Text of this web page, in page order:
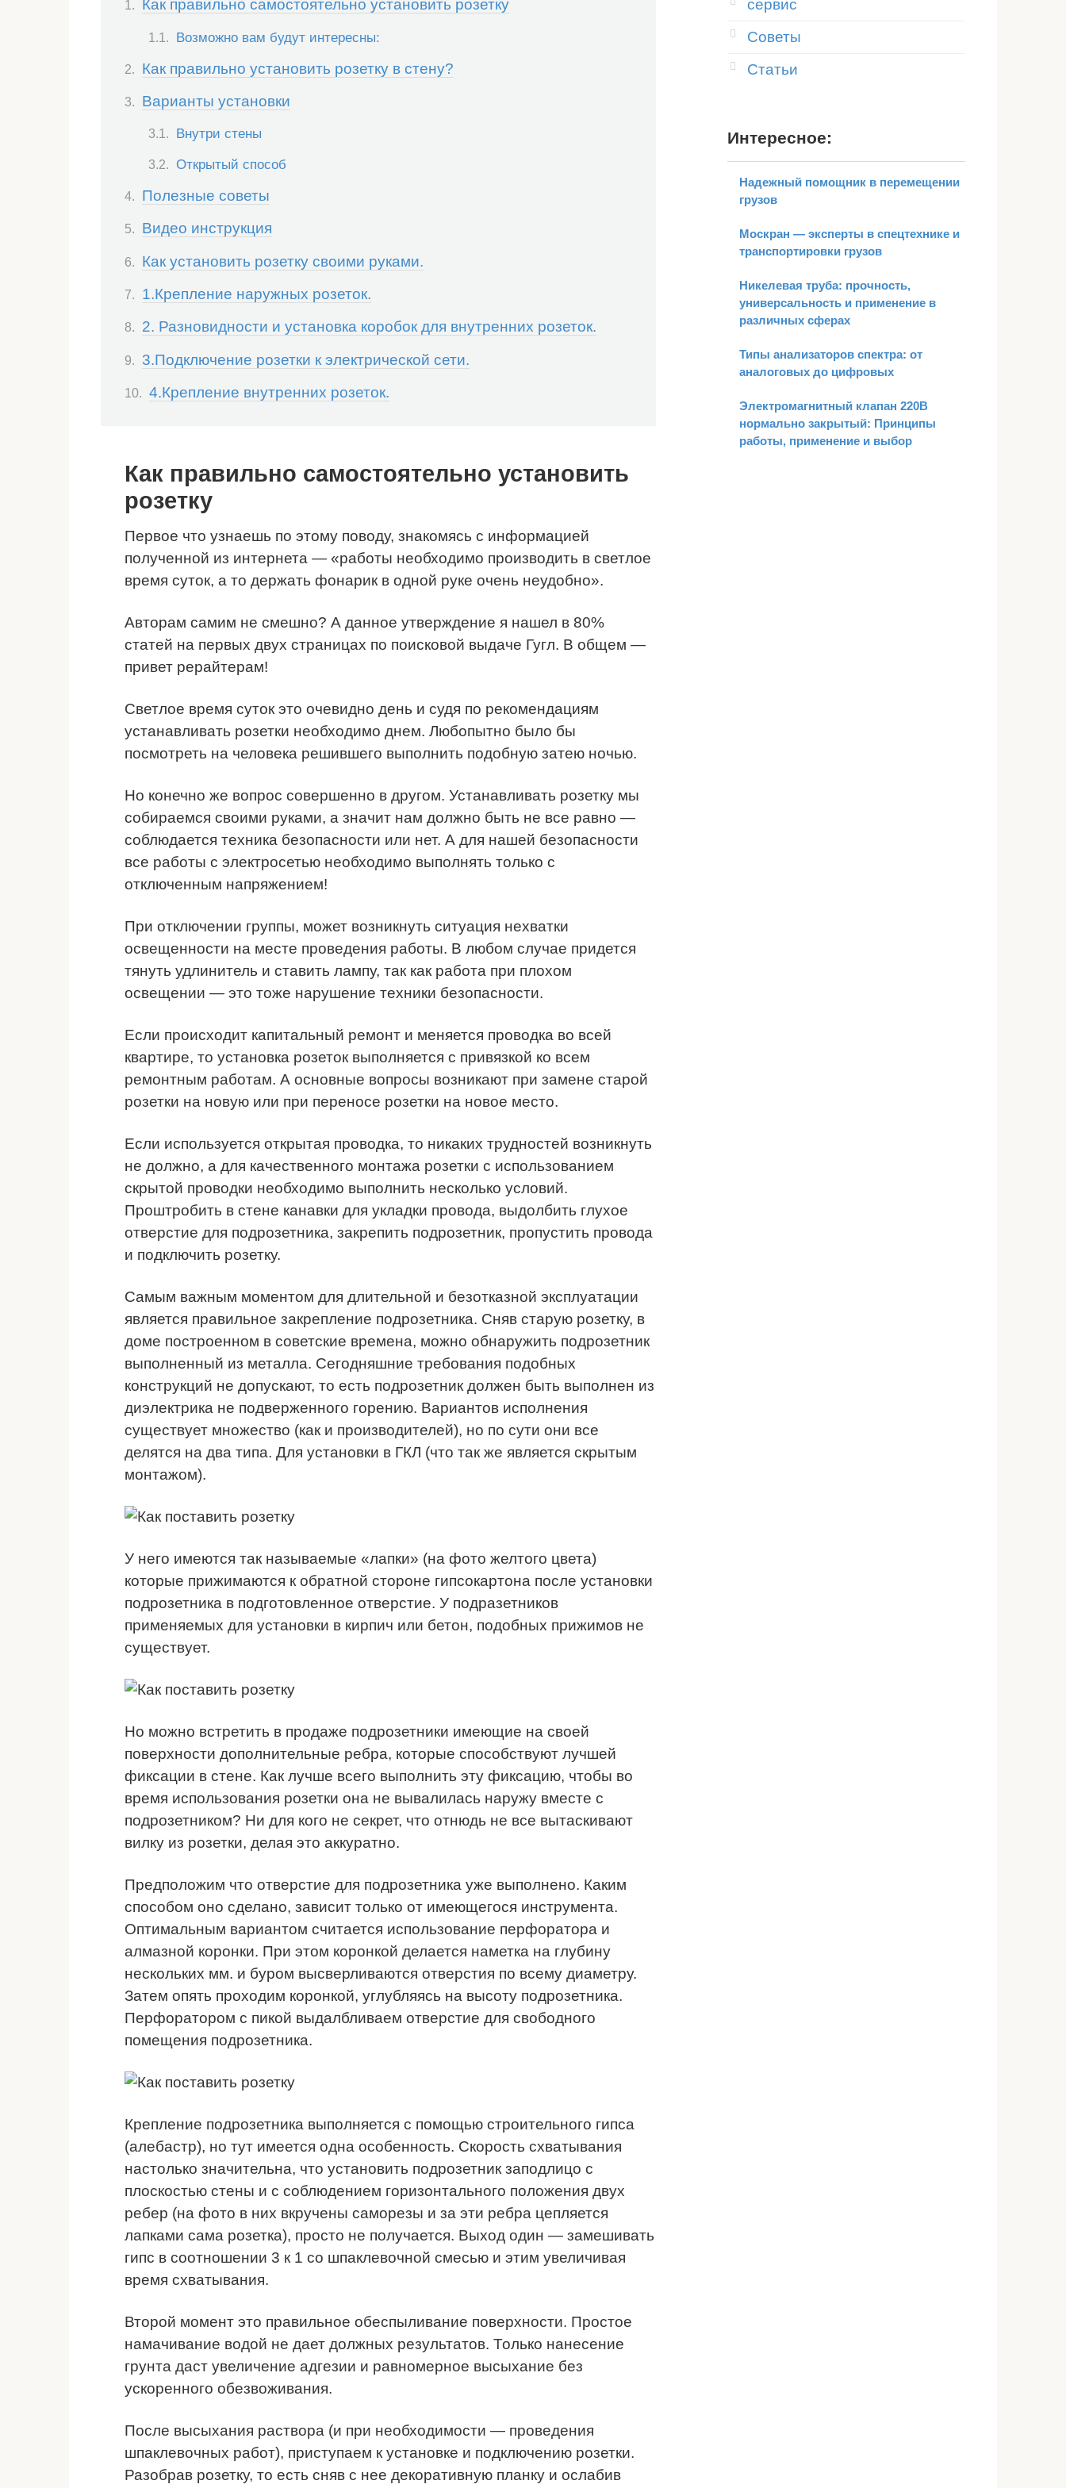
Как правильно самостоятельно установить розетку
Возможно вам будут интересны:
Как правильно установить розетку в стену?
Варианты установки
Внутри стены
Открытый способ
Полезные советы
Видео инструкция
Как установить розетку своими руками.
1.Крепление наружных розеток.
2. Разновидности и установка коробок для внутренних розеток.
3.Подключение розетки к электрической сети.
4.Крепление внутренних розеток.
Как правильно самостоятельно установить
розетку
Первое что узнаешь по этому поводу, знакомясь с информацией
полученной из интернета — «работы необходимо производить в светлое
время суток, а то держать фонарик в одной руке очень неудобно».
Авторам самим не смешно? А данное утверждение я нашел в 80%
статей на первых двух страницах по поисковой выдаче Гугл. В общем —
привет рерайтерам!
Светлое время суток это очевидно день и судя по рекомендациям
устанавливать розетки необходимо днем. Любопытно было бы
посмотреть на человека решившего выполнить подобную затею ночью.
Но конечно же вопрос совершенно в другом. Устанавливать розетку мы
собираемся своими руками, а значит нам должно быть не все равно —
соблюдается техника безопасности или нет. А для нашей безопасности
все работы с электросетью необходимо выполнять только с
отключенным напряжением!
При отключении группы, может возникнуть ситуация нехватки
освещенности на месте проведения работы. В любом случае придется
тянуть удлинитель и ставить лампу, так как работа при плохом
освещении — это тоже нарушение техники безопасности.
Если происходит капитальный ремонт и меняется проводка во всей
квартире, то установка розеток выполняется с привязкой ко всем
ремонтным работам. А основные вопросы возникают при замене старой
розетки на новую или при переносе розетки на новое место.
Если используется открытая проводка, то никаких трудностей возникнуть
не должно, а для качественного монтажа розетки с использованием
скрытой проводки необходимо выполнить несколько условий.
Проштробить в стене канавки для укладки провода, выдолбить глухое
отверстие для подрозетника, закрепить подрозетник, пропустить провода
и подключить розетку.
Самым важным моментом для длительной и безотказной эксплуатации
является правильное закрепление подрозетника. Сняв старую розетку, в
доме построенном в советские времена, можно обнаружить подрозетник
выполненный из металла. Сегодняшние требования подобных
конструкций не допускают, то есть подрозетник должен быть выполнен из
диэлектрика не подверженного горению. Вариантов исполнения
существует множество (как и производителей), но по сути они все
делятся на два типа. Для установки в ГКЛ (что так же является скрытым
монтажом).
У него имеются так называемые «лапки» (на фото желтого цвета)
которые прижимаются к обратной стороне гипсокартона после установки
подрозетника в подготовленное отверстие. У подразетников
применяемых для установки в кирпич или бетон, подобных прижимов не
существует.
Но можно встретить в продаже подрозетники имеющие на своей
поверхности дополнительные ребра, которые способствуют лучшей
фиксации в стене. Как лучше всего выполнить эту фиксацию, чтобы во
время использования розетки она не вывалилась наружу вместе с
подрозетником? Ни для кого не секрет, что отнюдь не все вытаскивают
вилку из розетки, делая это аккуратно.
Предположим что отверстие для подрозетника уже выполнено. Каким
способом оно сделано, зависит только от имеющегося инструмента.
Оптимальным вариантом считается использование перфоратора и
алмазной коронки. При этом коронкой делается наметка на глубину
нескольких мм. и буром высверливаются отверстия по всему диаметру.
Затем опять проходим коронкой, углубляясь на высоту подрозетника.
Перфоратором с пикой выдалбливаем отверстие для свободного
помещения подрозетника.
Крепление подрозетника выполняется с помощью строительного гипса
(алебастр), но тут имеется одна особенность. Скорость схватывания
настолько значительна, что установить подрозетник заподлицо с
плоскостью стены и с соблюдением горизонтального положения двух
ребер (на фото в них вкручены саморезы и за эти ребра цепляется
лапками сама розетка), просто не получается. Выход один — замешивать
гипс в соотношении 3 к 1 со шпаклевочной смесью и этим увеличивая
время схватывания.
Второй момент это правильное обеспыливание поверхности. Простое
намачивание водой не дает должных результатов. Только нанесение
грунта даст увеличение адгезии и равномерное высыхание без
ускоренного обезвоживания.
После высыхания раствора (и при необходимости — проведения
шпаклевочных работ), приступаем к установке и подключению розетки.
Разобрав розетку, то есть сняв с нее декоративную планку и ослабив
сервис
Советы
Статьи
Интересное:
Надежный помощник в перемещении
грузов
Москран — эксперты в спецтехнике и
транспортировки грузов
Никелевая труба: прочность,
универсальность и применение в
различных сферах
Типы анализаторов спектра: от
аналоговых до цифровых
Электромагнитный клапан 220В
нормально закрытый: Принципы
работы, применение и выбор